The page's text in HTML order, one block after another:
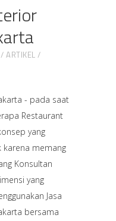
ARTIKEL
- pada saat
Restaurant
yang
karena memang
Konsultan
yang
Jasa
bersama